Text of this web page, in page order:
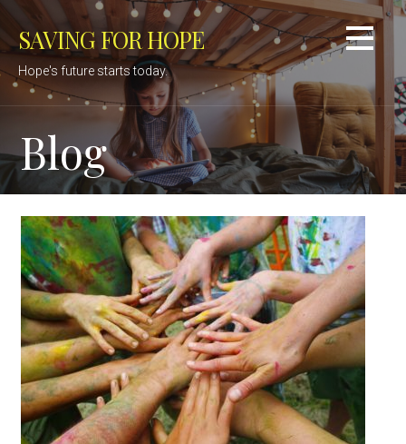
content
SAVING FOR HOPE
Hope's future starts today.
Blog